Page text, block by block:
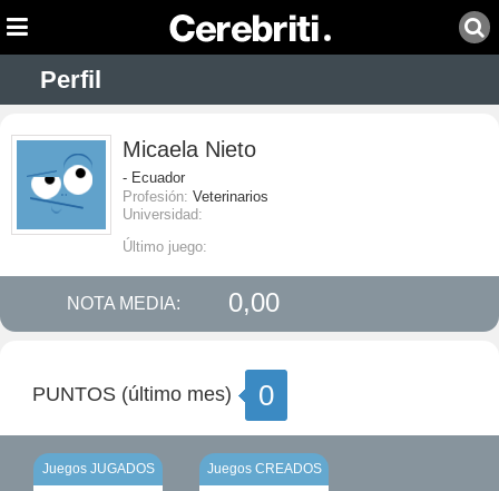
Perfil
Micaela Nieto
- Ecuador
Profesión: Veterinarios
Universidad:
Último juego:
NOTA MEDIA: 0,00
PUNTOS (último mes) 0
Juegos JUGADOS Juegos CREADOS